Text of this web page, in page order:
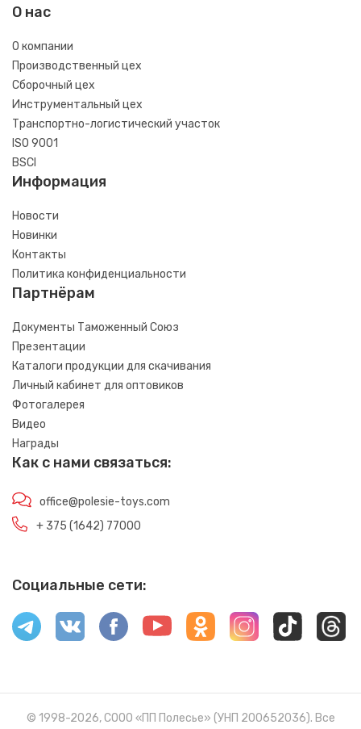
О нас
О компании
Производственный цех
Сборочный цех
Инструментальный цех
Транспортно-логистический участок
ISO 9001
BSCI
Информация
Новости
Новинки
Контакты
Политика конфиденциальности
Партнёрам
Документы Таможенный Союз
Презентации
Каталоги продукции для скачивания
Личный кабинет для оптовиков
Фотогалерея
Видео
Награды
Как с нами связаться:
office@polesie-toys.com
+ 375 (1642) 77000
Социальные сети:
© 1998-2026, СООО «ПП Полесье» (УНП 200652036). Все